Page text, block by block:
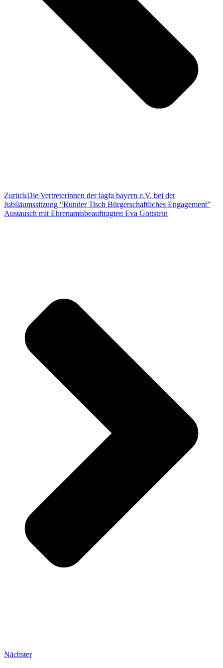
ZurückDie Vertreterinnen der lagfa bayern e.V. bei der
Jubiläumssitzung “Runder Tisch Bürgerschaftliches Engagement”
Austausch mit Ehrenamtsbeauftragten Eva Gottstein
Nächster